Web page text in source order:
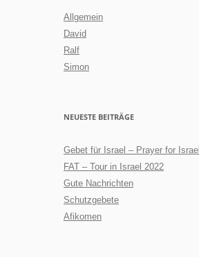
Allgemein
David
Ralf
Simon
NEUESTE BEITRÄGE
Gebet für Israel – Prayer for Israel
FAT – Tour in Israel 2022
Gute Nachrichten
Schutzgebete
Afikomen